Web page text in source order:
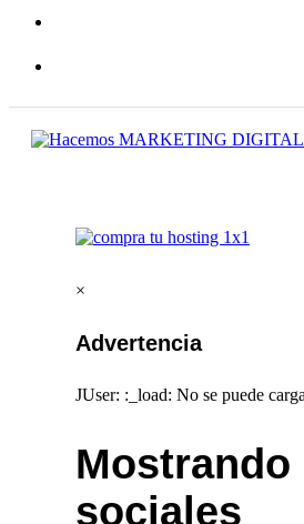
×
Advertencia
JUser: :_load: No se puede
sociales